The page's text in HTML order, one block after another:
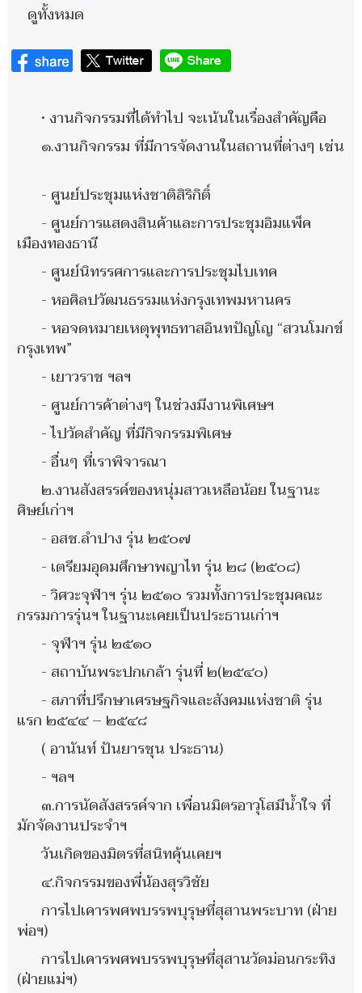
ดูทั้งหมด
• งานกิจกรรมที่ได้ทำไป จะเน้นในเรื่องสำคัญคือ
๑.งานกิจกรรม ที่มีการจัดงานในสถานที่ต่างๆ เช่น
- ศูนย์ประชุมแห่งชาติสิริกิติ์
- ศูนย์การแสดงสินค้าและการประชุมอิมแพ็ค
เมืองทองธานี
- ศูนย์นิทรรศการและการประชุมไบเทค
- หอศิลปวัฒนธรรมแห่งกรุงเทพมหานคร
- หอจดหมายเหตุพุทธทาสอินทปัญโญ “สวนโมกข์
กรุงเทพ”
- เยาวราช ฯลฯ
- ศูนย์การค้าต่างๆ ในช่วงมีงานพิเศษฯ
- ไปวัดสำคัญ ที่มีกิจกรรมพิเศษ
- อื่นๆ ที่เราพิจารณา
๒.งานสังสรรค์ของหนุ่มสาวเหลือน้อย ในฐานะ
ศิษย์เก่าฯ
- อสช.ลำปาง รุ่น ๒๕๐๗
- เตรียมอุดมศึกษาพญาไท รุ่น ๒๘ (๒๕๐๘)
- วิศวะจุฬาฯ รุ่น ๒๕๑๐ รวมทั้งการประชุมคณะ
กรรมการรุ่นฯ ในฐานะเคยเป็นประธานเก่าฯ
- จุฬาฯ รุ่น ๒๕๑๐
- สถาบันพระปกเกล้า รุ่นที่ ๒(๒๕๔๐)
- สภาที่ปรึกษาเศรษฐกิจและสังคมแห่งชาติ รุ่น
แรก ๒๕๔๔ – ๒๕๔๘
( อานันท์ ปันยารชุน ประธาน)
- ฯลฯ
๓.การนัดสังสรรค์จาก เพื่อนมิตรอาวุโสมีน้ำใจ ที่
มักจัดงานประจำฯ
วันเกิดของมิตรที่สนิทคุ้นเคยฯ
๔.กิจกรรมของพี่น้องสุรวิชัย
การไปเคารพศพบรรพบุรุษที่สุสานพระบาท (ฝ่าย
พ่อฯ)
การไปเคารพศพบรรพบุรุษที่สุสานวัดม่อนกระทิง
(ฝ่ายแม่ฯ)